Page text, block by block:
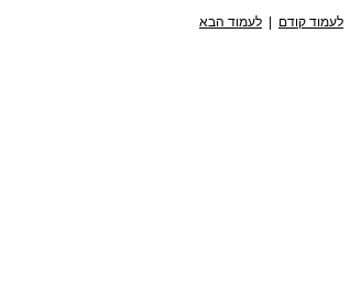
לעמוד קודם | לעמוד הבא